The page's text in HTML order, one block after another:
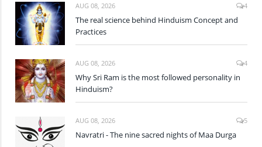
AUG 08, 2026 4
The real science behind Hinduism Concept and
Practices
AUG 08, 2026 4
Why Sri Ram is the most followed personality in
Hinduism?
AUG 08, 2026 5
Navratri - The nine sacred nights of Maa Durga